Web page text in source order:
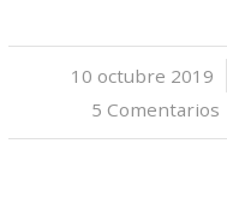
10 octubre 2019
/
5 Comentarios